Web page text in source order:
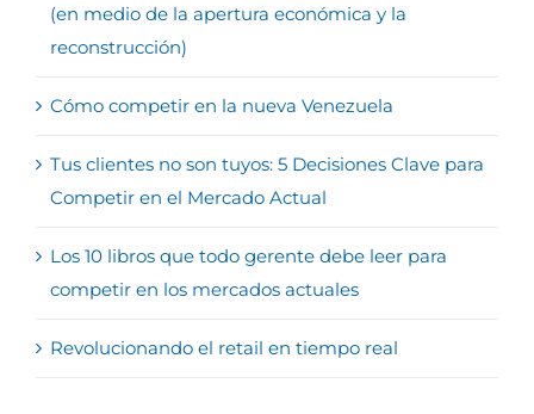
(en medio de la apertura económica y la
reconstrucción)
Cómo competir en la nueva Venezuela
Tus clientes no son tuyos: 5 Decisiones Clave para
Competir en el Mercado Actual
Los 10 libros que todo gerente debe leer para
competir en los mercados actuales
Revolucionando el retail en tiempo real